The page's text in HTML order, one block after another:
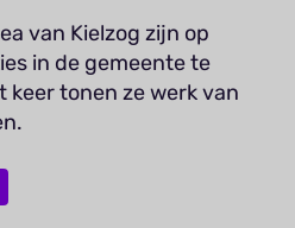
van Kielzog zijn op
in de gemeente te
keer tonen ze werk van